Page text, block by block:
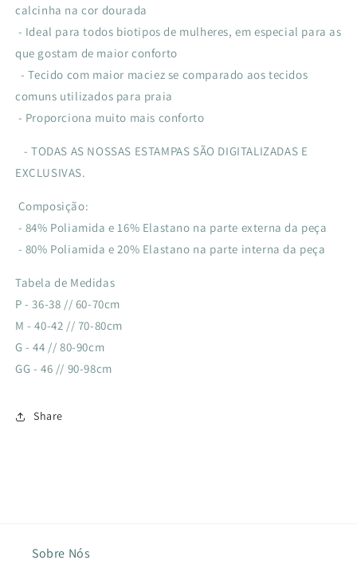
calcinha na cor dourada
- Ideal para todos biotipos de mulheres, em especial para as
que gostam de maior conforto
- Tecido com maior maciez se comparado aos tecidos
comuns utilizados para praia
- Proporciona muito mais conforto
- TODAS AS NOSSAS ESTAMPAS SÃO DIGITALIZADAS E
EXCLUSIVAS.
Composição:
- 84% Poliamida e 16% Elastano na parte externa da peça
- 80% Poliamida e 20% Elastano na parte interna da peça
Tabela de Medidas
P - 36-38 // 60-70cm
M - 40-42 // 70-80cm
G - 44 // 80-90cm
GG - 46 // 90-98cm
Share
Sobre Nós